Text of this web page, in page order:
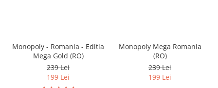
Monopoly - Romania - Editia
Mega Gold (RO)
239 Lei
199 Lei
Monopoly Mega Romania
(RO)
239 Lei
199 Lei